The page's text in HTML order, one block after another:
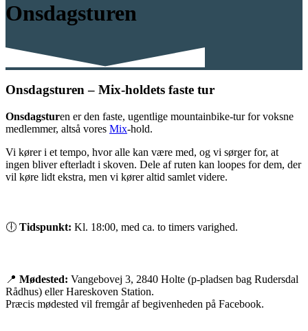
Onsdagsturen
Onsdagsturen – Mix-holdets faste tur
Onsdagsturen er den faste, ugentlige mountainbike-tur for voksne
medlemmer, altså vores Mix-hold.
Vi kører i et tempo, hvor alle kan være med, og vi sørger for, at
ingen bliver efterladt i skoven. Dele af ruten kan loopes for dem, der
vil køre lidt ekstra, men vi kører altid samlet videre.
🕕 Tidspunkt: Kl. 18:00, med ca. to timers varighed.
📍 Mødested: Vangebovej 3, 2840 Holte (p-pladsen bag Rudersdal
Rådhus) eller Hareskoven Station.
Præcis mødested vil fremgår af begivenheden på Facebook.